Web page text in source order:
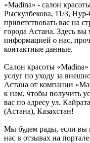
«Madina» - салон
Рыскулбекова, 11/3,
приветствовать вас на
города Астана. Здесь вы
информацией о нас,
контактные данные.
Салон красоты «Madina»
услуг по уходу за
Астана от компании
к нам, чтобы получить
вас по адресу ул.
(Астана), Казахстан!
Мы будем рады, если вы
нас в отзывах на портале.